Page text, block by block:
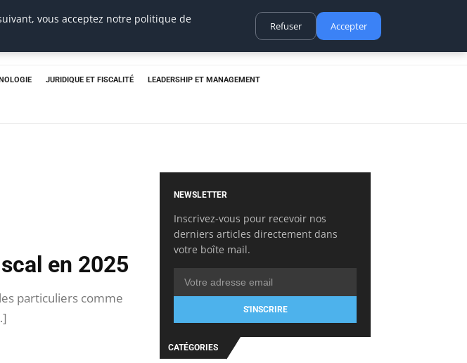
JURIDIQUE ET FISCALITÉ LEADERSHIP ET MANAGEMENT
en 2025
particuliers comme
NEWSLETTER
Inscrivez-vous pour recevoir nos
derniers articles directement dans
votre boîte mail.
S'INSCRIRE
CATÉGORIES
vous acceptez notre politique de
Refuser Accepter